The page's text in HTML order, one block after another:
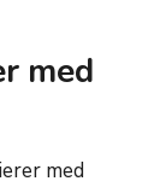
med
med